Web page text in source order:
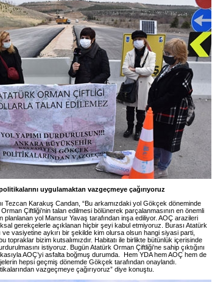
uygulamaktan vazgeçmeye çağırıyoruz
Tezcan Karakuş Candan, “Bu arkamızdaki yol Gökçek döneminde
Çiftliği’nin talan edilmesi bölünerek parçalanmasının en önemli
planlanan yol Mansur Yavaş tarafından inşa ediliyor. AOÇ arazileri
gerekçelerle açıklanan hiçbir şeyi kabul etmiyoruz. Burası Atatürk
ve vasiyetine aykırı bir şekilde kim olursa olsun hangi siyasi parti,
topraklar bizim kutsalımızdır. Habitatı ile birlikte bütünlük içerisinde
istiyoruz. Bugün Atatürk Orman Çiftliği’ne sahip çıktığını
AOÇ’yi asfalta boğmuş durumda. Hem YDA hem AOÇ hem de
hepsi geçmiş dönemde Gökçek tarafından onaylandı.
vazgeçmeye çağırıyoruz” diye konuştu.